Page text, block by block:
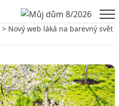
> Nový web láká na barevný svět